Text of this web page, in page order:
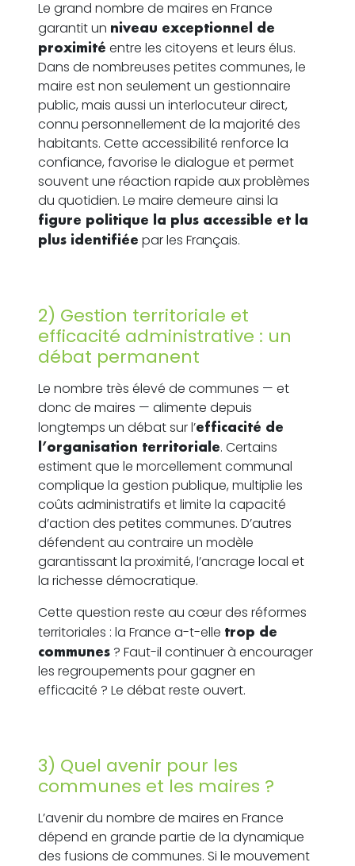
Le grand nombre de maires en France
garantit un niveau exceptionnel de
proximité entre les citoyens et leurs élus.
Dans de nombreuses petites communes, le
maire est non seulement un gestionnaire
public, mais aussi un interlocuteur direct,
connu personnellement de la majorité des
habitants. Cette accessibilité renforce la
confiance, favorise le dialogue et permet
souvent une réaction rapide aux problèmes
du quotidien. Le maire demeure ainsi la
figure politique la plus accessible et la
plus identifiée par les Français.
2) Gestion territoriale et
efficacité administrative : un
débat permanent
Le nombre très élevé de communes — et
donc de maires — alimente depuis
longtemps un débat sur l’efficacité de
l’organisation territoriale. Certains
estiment que le morcellement communal
complique la gestion publique, multiplie les
coûts administratifs et limite la capacité
d’action des petites communes. D’autres
défendent au contraire un modèle
garantissant la proximité, l’ancrage local et
la richesse démocratique.
Cette question reste au cœur des réformes
territoriales : la France a-t-elle trop de
communes ? Faut-il continuer à encourager
les regroupements pour gagner en
efficacité ? Le débat reste ouvert.
3) Quel avenir pour les
communes et les maires ?
L’avenir du nombre de maires en France
dépend en grande partie de la dynamique
des fusions de communes. Si le mouvement